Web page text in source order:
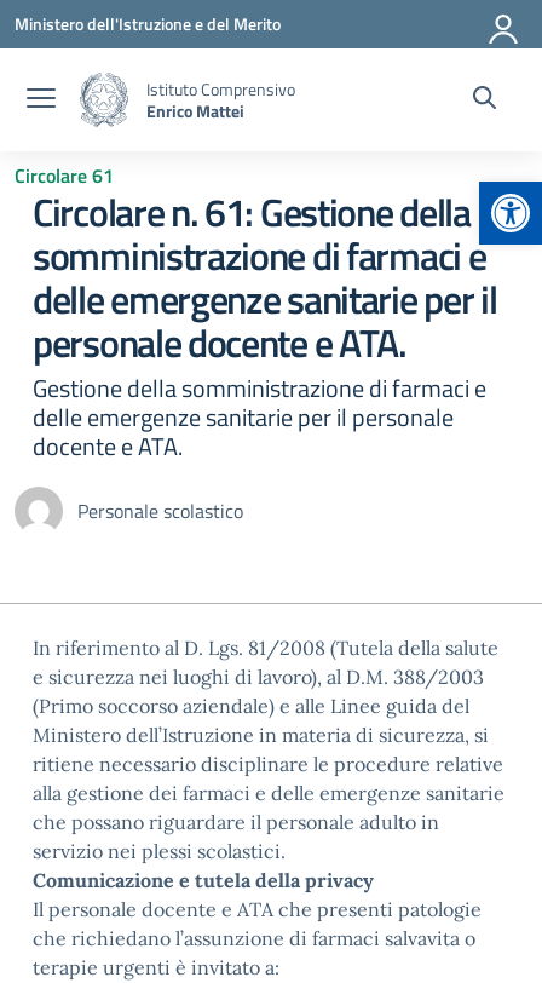
Vai ai contenuti
Vai al menu di navigazione
Vai al footer
Ministero dell'Istruzione e del Merito
Istituto Comprensivo
Enrico Mattei
Circolare 61
Circolare n. 61: Gestione della
somministrazione di farmaci e
delle emergenze sanitarie per il
personale docente e ATA.
Gestione della somministrazione di farmaci e
delle emergenze sanitarie per il personale
docente e ATA.
Personale scolastico
In riferimento al D. Lgs. 81/2008 (Tutela della salute
e sicurezza nei luoghi di lavoro), al D.M. 388/2003
(Primo soccorso aziendale) e alle Linee guida del
Ministero dell’Istruzione in materia di sicurezza, si
ritiene necessario disciplinare le procedure relative
alla gestione dei farmaci e delle emergenze sanitarie
che possano riguardare il personale adulto in
servizio nei plessi scolastici.
Comunicazione e tutela della privacy
Il personale docente e ATA che presenti patologie
che richiedano l’assunzione di farmaci salvavita o
terapie urgenti è invitato a: